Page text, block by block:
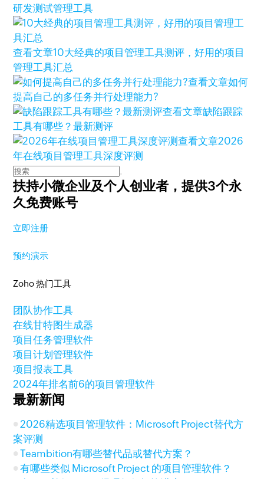
研发测试管理工具
查看文章10大经典的项目管理工具测评，好用的项目
管理工具汇总
查看文章如何
提高自己的多任务并行处理能力?
查看文章缺陷跟踪
工具有哪些？最新测评
查看文章2026
年在线项目管理工具深度评测
扶持小微企业及个人创业者，提供3个永
久免费账号
立即注册
预约演示
Zoho 热门工具
团队协作工具
在线甘特图生成器
项目任务管理软件
项目计划管理软件
项目报表工具
2024年排名前6的项目管理软件
最新新闻
2026精选项目管理软件：Microsoft Project替代方
案评测
Teambition有哪些替代品或替代方案？
有哪些类似 Microsoft Project 的项目管理软件？